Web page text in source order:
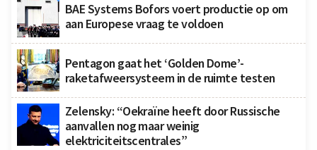
BAE Systems Bofors voert productie op om
aan Europese vraag te voldoen
Pentagon gaat het ‘Golden Dome’-
raketafweersysteem in de ruimte testen
Zelensky: “Oekraïne heeft door Russische
aanvallen nog maar weinig
elektriciteitscentrales”